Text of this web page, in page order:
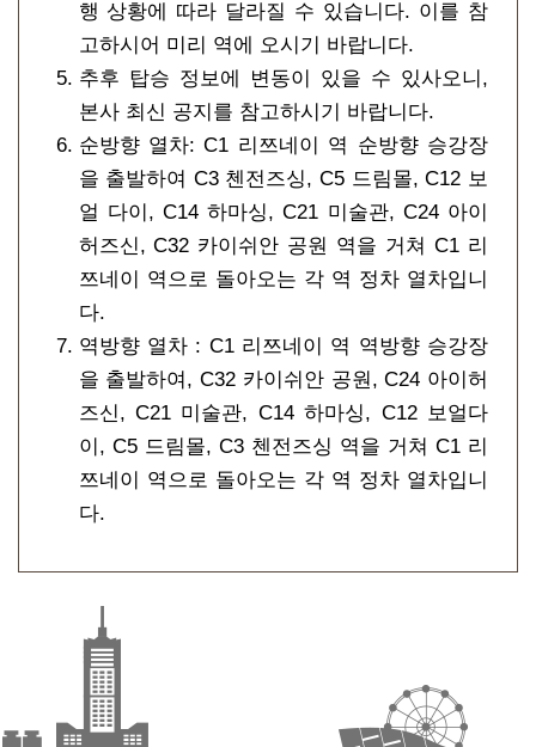
행 상황에 따라 달라질 수 있습니다. 이를 참
고하시어 미리 역에 오시기 바랍니다.
추후 탑승 정보에 변동이 있을 수 있사오니,
본사 최신 공지를 참고하시기 바랍니다.
순방향 열차: C1 리쯔네이 역 순방향 승강장
을 출발하여 C3 첸전즈싱, C5 드림몰, C12 보
얼 다이, C14 하마싱, C21 미술관, C24 아이
허즈신, C32 카이쉬안 공원 역을 거쳐 C1 리
쯔네이 역으로 돌아오는 각 역 정차 열차입니
다.
역방향 열차 : C1 리쯔네이 역 역방향 승강장
을 출발하여, C32 카이쉬안 공원, C24 아이허
즈신, C21 미술관, C14 하마싱, C12 보얼다
이, C5 드림몰, C3 첸전즈싱 역을 거쳐 C1 리
쯔네이 역으로 돌아오는 각 역 정차 열차입니
다.